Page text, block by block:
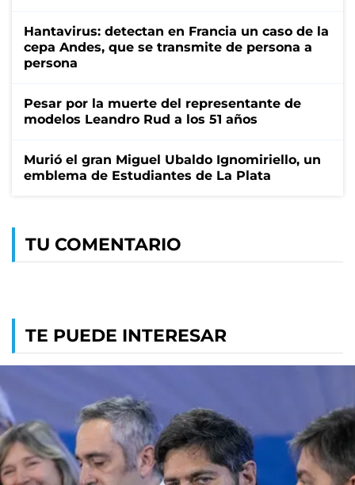
Hantavirus: detectan en Francia un caso de la
cepa Andes, que se transmite de persona a
persona
Pesar por la muerte del representante de
modelos Leandro Rud a los 51 años
Murió el gran Miguel Ubaldo Ignomiriello, un
emblema de Estudiantes de La Plata
TU COMENTARIO
TE PUEDE INTERESAR